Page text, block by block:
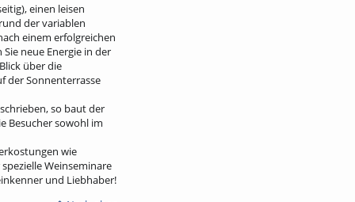
einen leisen
der variablen
einem erfolgreichen
neue Energie in der
über die
der Sonnenterrasse
so baut der
Besucher sowohl im
wie
Weinseminare
und Liebhaber!